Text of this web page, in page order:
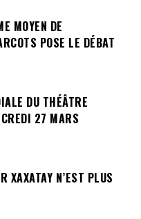
MOYEN DE
POSE LE DÉBAT
DU THÉÂTRE
27 MARS
XAXATAY N’EST PLUS